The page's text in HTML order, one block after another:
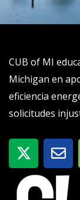
CUB of MI
Michigan en
eficiencia
solicitudes
X
-
t
w
S
o
b